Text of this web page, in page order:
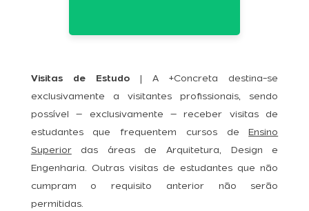
Visitas de Estudo| A +Concreta destina-se
exclusivamente a visitantes profissionais, sendo
possível – exclusivamente – receber visitas de
estudantes que frequentem cursos deEnsino
Superiordas áreas de Arquitetura, Design e
Engenharia. Outras visitas de estudantes que não
cumpram o requisito anterior não serão
permitidas.